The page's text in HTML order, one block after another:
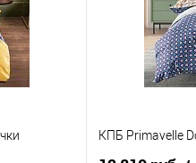
В избранное
КПБ Primavelle